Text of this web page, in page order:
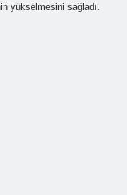
yükselmesini sağladı.